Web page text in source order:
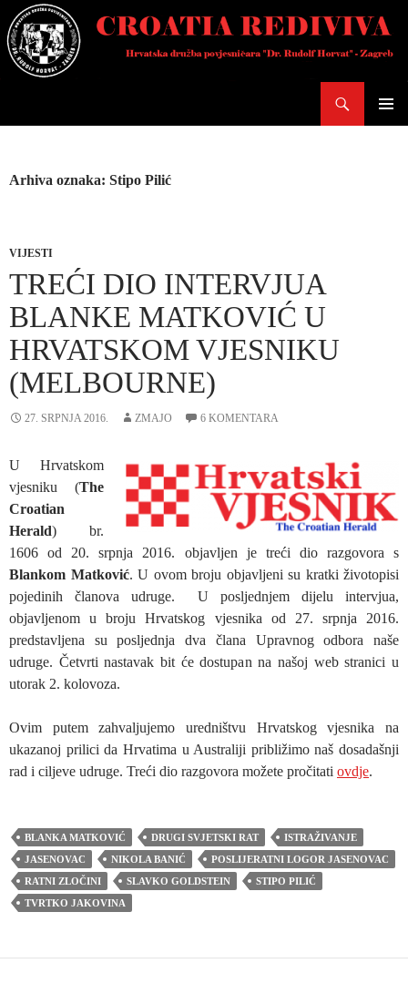
Skoči
do
sadržaja
Arhiva oznaka: Stipo Pilić
VIJESTI
TREĆI DIO INTERVJUA
BLANKE MATKOVIĆ U
HRVATSKOM VJESNIKU
(MELBOURNE)
27. SRPNJA 2016. ZMAJO 6 KOMENTARA
U Hrvatskom
vjesniku (The
Croatian
Herald) br.
1606 od 20. srpnja 2016. objavljen je treći dio razgovora s
Blankom Matković. U ovom broju objavljeni su kratki životopisi
pojedinih članova udruge. U posljednjem dijelu intervjua,
objavljenom u broju Hrvatskog vjesnika od 27. srpnja 2016.
predstavljena su posljednja dva člana Upravnog odbora naše
udruge. Četvrti nastavak bit će dostupan na našoj web stranici u
utorak 2. kolovoza.
Ovim putem zahvaljujemo uredništvu Hrvatskog vjesnika na
ukazanoj prilici da Hrvatima u Australiji približimo naš dosadašnji
rad i ciljeve udruge. Treći dio razgovora možete pročitati ovdje.
BLANKA MATKOVIĆ DRUGI SVJETSKI RAT
ISTRAŽIVANJE
JASENOVAC
NIKOLA BANIĆ
POSLIJERATNI LOGOR JASENOVAC
RATNI ZLOČINI
SLAVKO GOLDSTEIN
STIPO PILIĆ
TVRTKO JAKOVINA